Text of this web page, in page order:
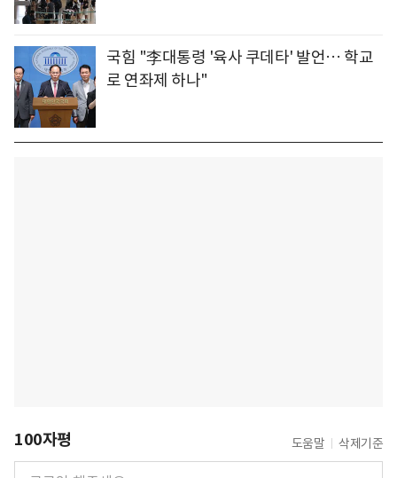
국힘 "李대통령 '육사 쿠데타' 발언… 학교
로 연좌제 하나"
100자평 도움말 삭제기준